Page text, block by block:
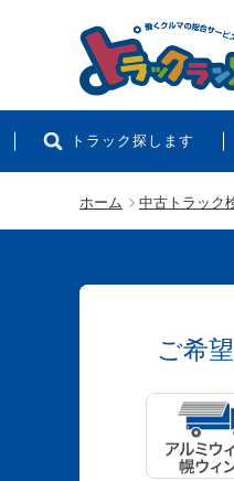
トラック探します
ホーム 中古トラック
ご希